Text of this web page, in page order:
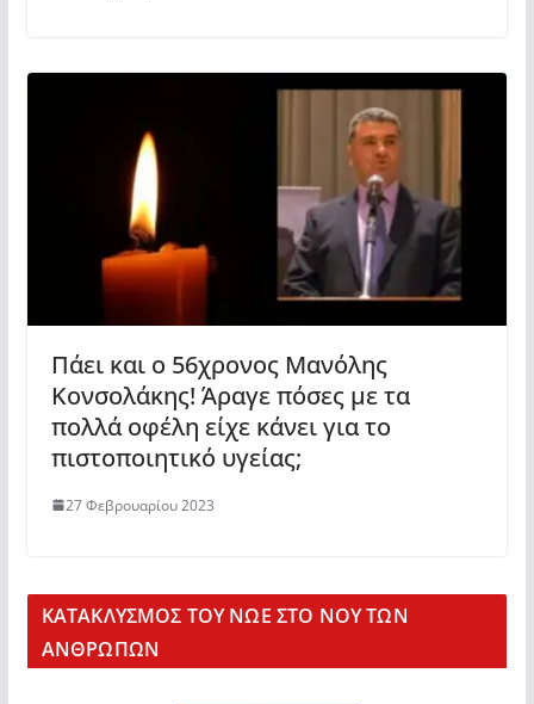
Πάει και ο 56χρονος Μανόλης
Κονσολάκης! Άραγε πόσες με τα
πολλά οφέλη είχε κάνει για το
πιστοποιητικό υγείας;
27 Φεβρουαρίου 2023
KΑΤΑΚΛΥΣΜΟΣ ΤΟΥ ΝΩΕ ΣΤΟ ΝΟΥ ΤΩΝ
ΑΝΘΡΩΠΩΝ